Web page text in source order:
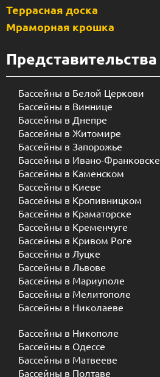
Террасная доска
Мраморная крошка
Представительства
Бассейны в Белой Церкови
Бассейны в Виннице
Бассейны в Днепре
Бассейны в Житомире
Бассейны в Запорожье
Бассейны в Ивано-Франковске
Бассейны в Каменском
Бассейны в Киеве
Бассейны в Кропивницком
Бассейны в Краматорске
Бассейны в Кременчуге
Бассейны в Кривом Роге
Бассейны в Луцке
Бассейны в Львове
Бассейны в Мариуполе
Бассейны в Мелитополе
Бассейны в Николаеве
Бассейны в Никополе
Бассейны в Одессе
Бассейны в Матвееве
Бассейны в Полтаве